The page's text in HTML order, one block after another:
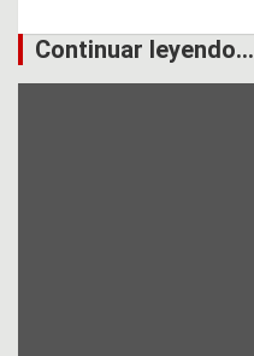
Continuar leyendo...